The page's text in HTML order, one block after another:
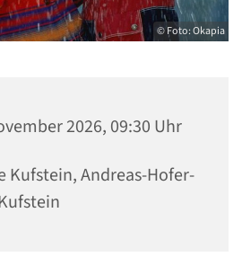
© Foto: Okapia
2026, 09:30 Uhr
Kufstein, Andreas-Hofer-